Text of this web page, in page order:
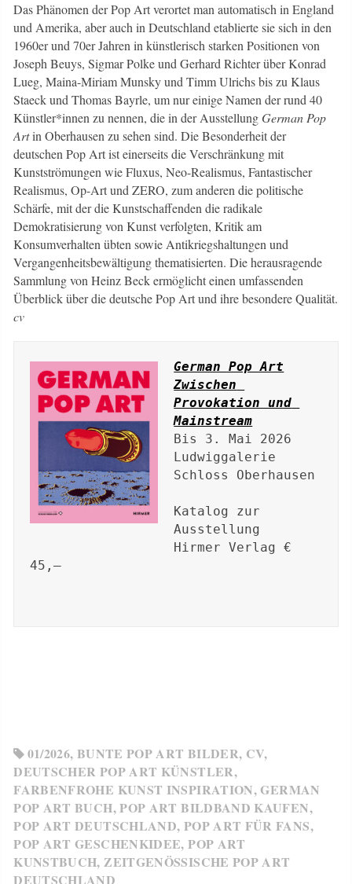
Das Phänomen der Pop Art verortet man automatisch in England
und Amerika, aber auch in Deutschland etablierte sie sich in den
1960er und 70er Jahren in künstlerisch starken Positionen von
Joseph Beuys, Sigmar Polke und Gerhard Richter über Konrad
Lueg, Maina-Miriam Munsky und Timm Ulrichs bis zu Klaus
Staeck und Thomas Bayrle, um nur einige Namen der rund 40
Künstler*innen zu nennen, die in der AusstellungGerman Pop
Artin Oberhausen zu sehen sind. Die Besonderheit der
deutschen Pop Art ist einerseits die Verschränkung mit
Kunstströmungen wie Fluxus, Neo-Realismus, Fantastischer
Realismus, Op-Art und ZERO, zum anderen die politische
Schärfe, mit der die Kunstschaffenden die radikale
Demokratisierung von Kunst verfolgten, Kritik am
Konsumverhalten übten sowie Antikriegshaltungen und
Vergangenheitsbewältigung thematisierten. Die herausragende
Sammlung von Heinz Beck ermöglicht einen umfassenden
Überblick über die deutsche Pop Art und ihre besondere Qualität.
cv
German Pop Art
Zwischen
Provokation und
Mainstream
Bis 3. Mai 2026
Ludwiggalerie
Schloss Oberhausen
Katalog zur
Ausstellung
Hirmer Verlag €
45,–
01/2026, BUNTE POP ART BILDER, CV,
DEUTSCHER POP ART KÜNSTLER,
FARBENFROHE KUNST INSPIRATION,GERMAN
POP ART BUCH,POP ART BILDBAND KAUFEN,
POP ART DEUTSCHLAND, POP ART FÜR FANS,
POP ART GESCHENKIDEE,POP ART
KUNSTBUCH,ZEITGENÖSSISCHE POP ART
DEUTSCHLAND